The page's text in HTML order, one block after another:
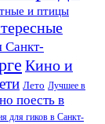
и птицы
Санкт-
Кино и
Лето Лучшее в
поесть в
для гиков в Санкт-